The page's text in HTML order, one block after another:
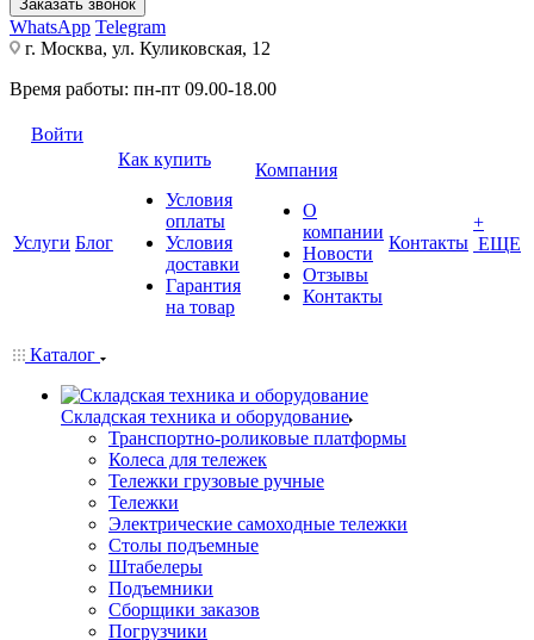
Заказать звонок
WhatsApp Telegram
г. Москва, ул. Куликовская, 12
Время работы: пн-пт 09.00-18.00
Войти
Услуги Блог
Как купить
Условия
оплаты
Условия
доставки
Гарантия
на товар
Компания
О
компании
Новости
Отзывы
Контакты
Контакты
+
ЕЩЕ
Каталог
Складская техника и оборудование
Транспортно-роликовые платформы
Колеса для тележек
Тележки грузовые ручные
Тележки
Электрические самоходные тележки
Столы подъемные
Штабелеры
Подъемники
Сборщики заказов
Погрузчики